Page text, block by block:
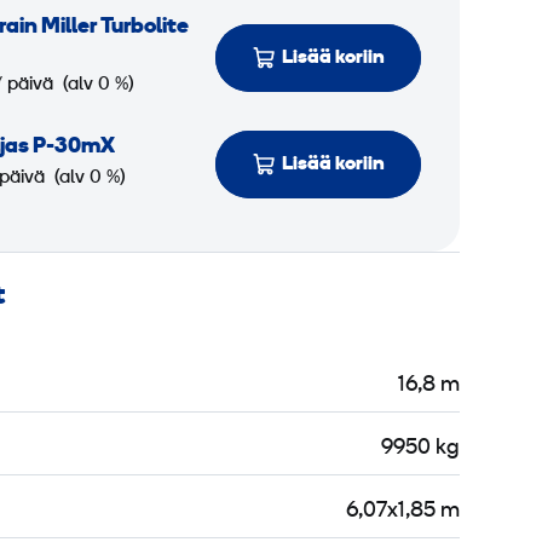
Miller Turbolite
päivä (alv 0 %)
Lisää koriin
P-30mX
(alv 0 %)
Lisää koriin
16,8 m
9950 kg
6,07x1,85 m